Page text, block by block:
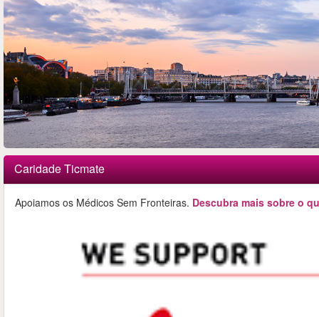
Caridade Ticmate
Apoiamos os Médicos Sem Fronteiras. Descubra mais sobre o